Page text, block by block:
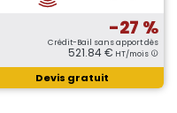
-27 %
Crédit-Bail sans apport dès
521.84 € HT/mois
Devis gratuit